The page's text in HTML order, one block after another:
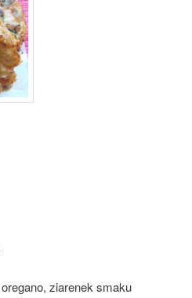
ziarenek smaku